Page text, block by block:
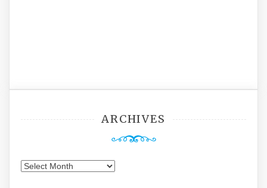
ARCHIVES
Archives